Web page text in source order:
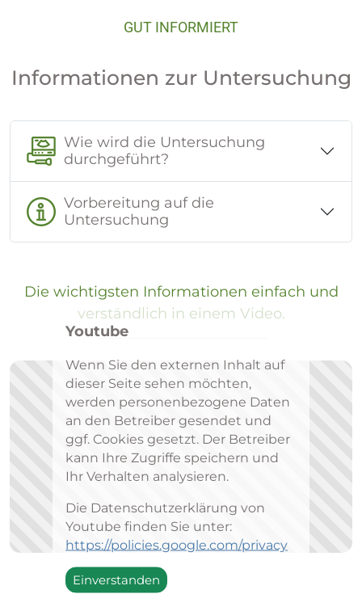
GUT INFORMIERT
Informationen zur Untersuchung
Wie wird die Untersuchung
durchgeführt?
Vorbereitung auf die
Untersuchung
Die wich­tigs­ten In­for­ma­tio­nen ein­fach und
ver­ständ­lich in einem Video.
Youtube
Wenn Sie den externen Inhalt auf
dieser Seite sehen möchten,
werden personenbezogene Daten
an den Betreiber gesendet und
ggf. Cookies gesetzt. Der Betreiber
kann Ihre Zugriffe speichern und
Ihr Verhalten analysieren.
Die Datenschutzerklärung von
Youtube finden Sie unter:
https://policies.google.com/privacy
Einverstanden